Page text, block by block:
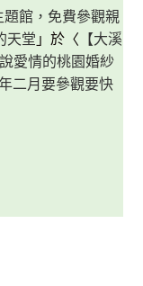
題館，免費參觀親
天堂 」於〈 【大溪
愛情的桃園婚紗
二月要參觀要快